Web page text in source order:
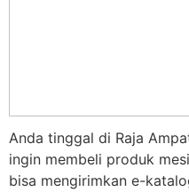
Anda tinggal di Raja
ingin membeli produk
bisa mengirimkan e-